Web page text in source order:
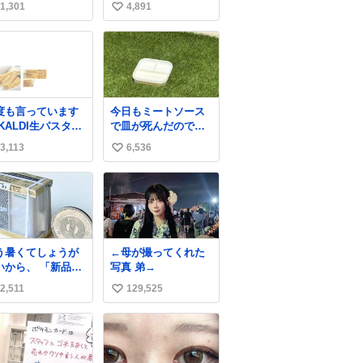
えたらしく、距
経年でバッテリ
隣のトラックも
燃えたみたい。
も胸糞だけど、
る火災扱いで放
切り変わらない
犯人野放しらし
1,301
でw
い
い
ね
数
4,891
も言っています
生パスタシ
は 真剣(ガチ)で
いぞ
3,113
今日もミートソース
で皿が死んだので、
天日干しをしていま
す🍝 ありがとう先人
の知恵
い
い
ね
数
6,536
暑くてしょうが
から、 「新品の
チュア」 でも見
ってよ
2,511
←母が撮ってくれた
写真 弟→
い
い
ね
数
129,525